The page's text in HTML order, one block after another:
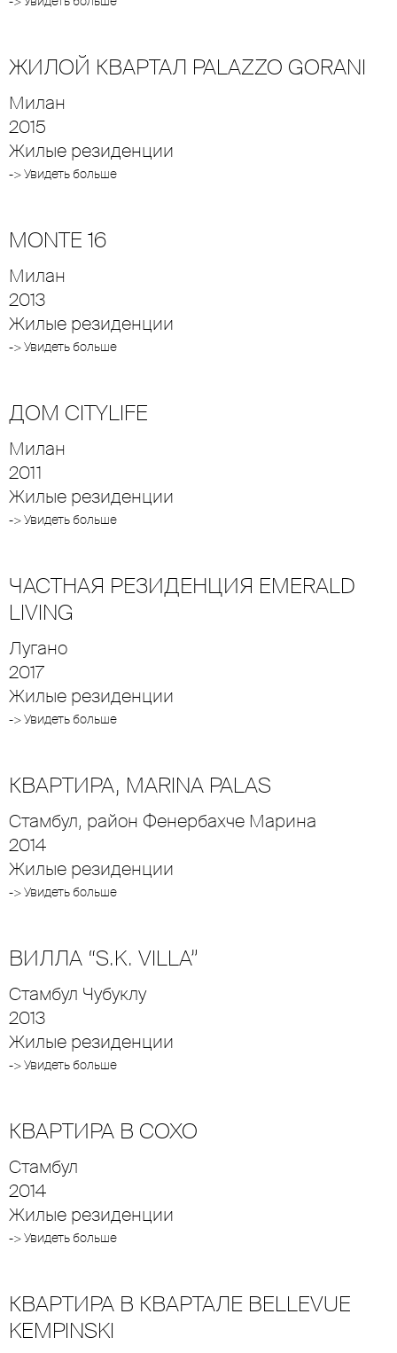
ЖИЛОЙ КВАРТАЛ PALAZZO GORANI
Милан
2015
Жилые резиденции
-> Увидеть больше
MONTE 16
Милан
2013
Жилые резиденции
-> Увидеть больше
ДОМ CITYLIFE
Милан
2011
Жилые резиденции
-> Увидеть больше
ЧАСТНАЯ РЕЗИДЕНЦИЯ EMERALD
LIVING
Лугано
2017
Жилые резиденции
-> Увидеть больше
КВАРТИРА, MARINA PALAS
Стамбул, район Фенербахче Марина
2014
Жилые резиденции
-> Увидеть больше
ВИЛЛА “S.K. VILLA”
Стамбул Чубуклу
2013
Жилые резиденции
-> Увидеть больше
КВАРТИРА В СОХО
Стамбул
2014
Жилые резиденции
-> Увидеть больше
КВАРТИРА В КВАРТАЛЕ BELLEVUE
KEMPINSKI